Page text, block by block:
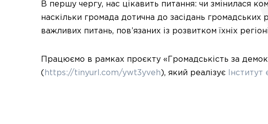
В першу чергу, нас цікавить питання: чи змінилася
наскільки громада дотична до засідань громадських
важливих питань, пов’язаних із розвитком їхніх
Працюємо в рамках проєкту «Громадськість за
( https://tinyurl.com/ywt3yveh ), який реалізує